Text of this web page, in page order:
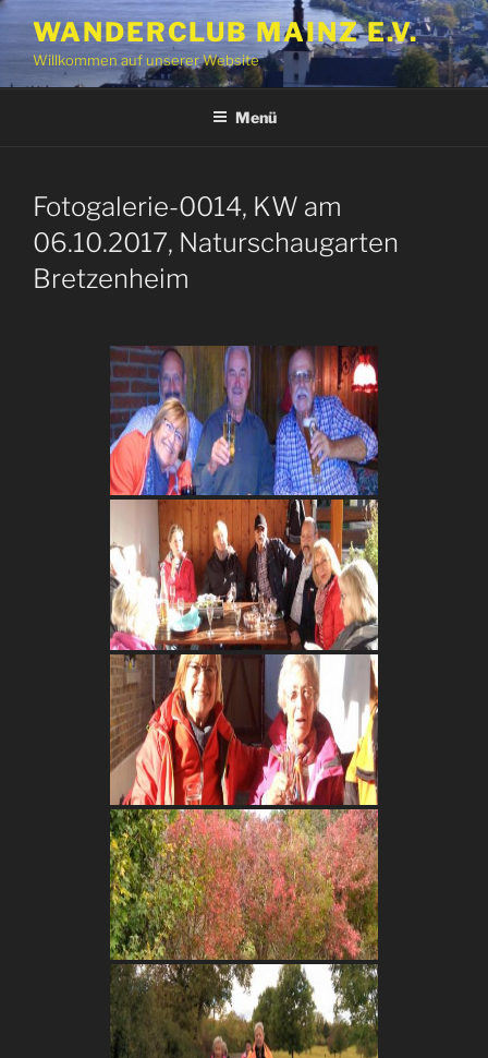
Zum
Inhalt
springen
WANDERCLUB MAINZ E.V.
Willkommen auf unserer Website
Menü
Fotogalerie-0014, KW am
06.10.2017, Naturschaugarten
Bretzenheim